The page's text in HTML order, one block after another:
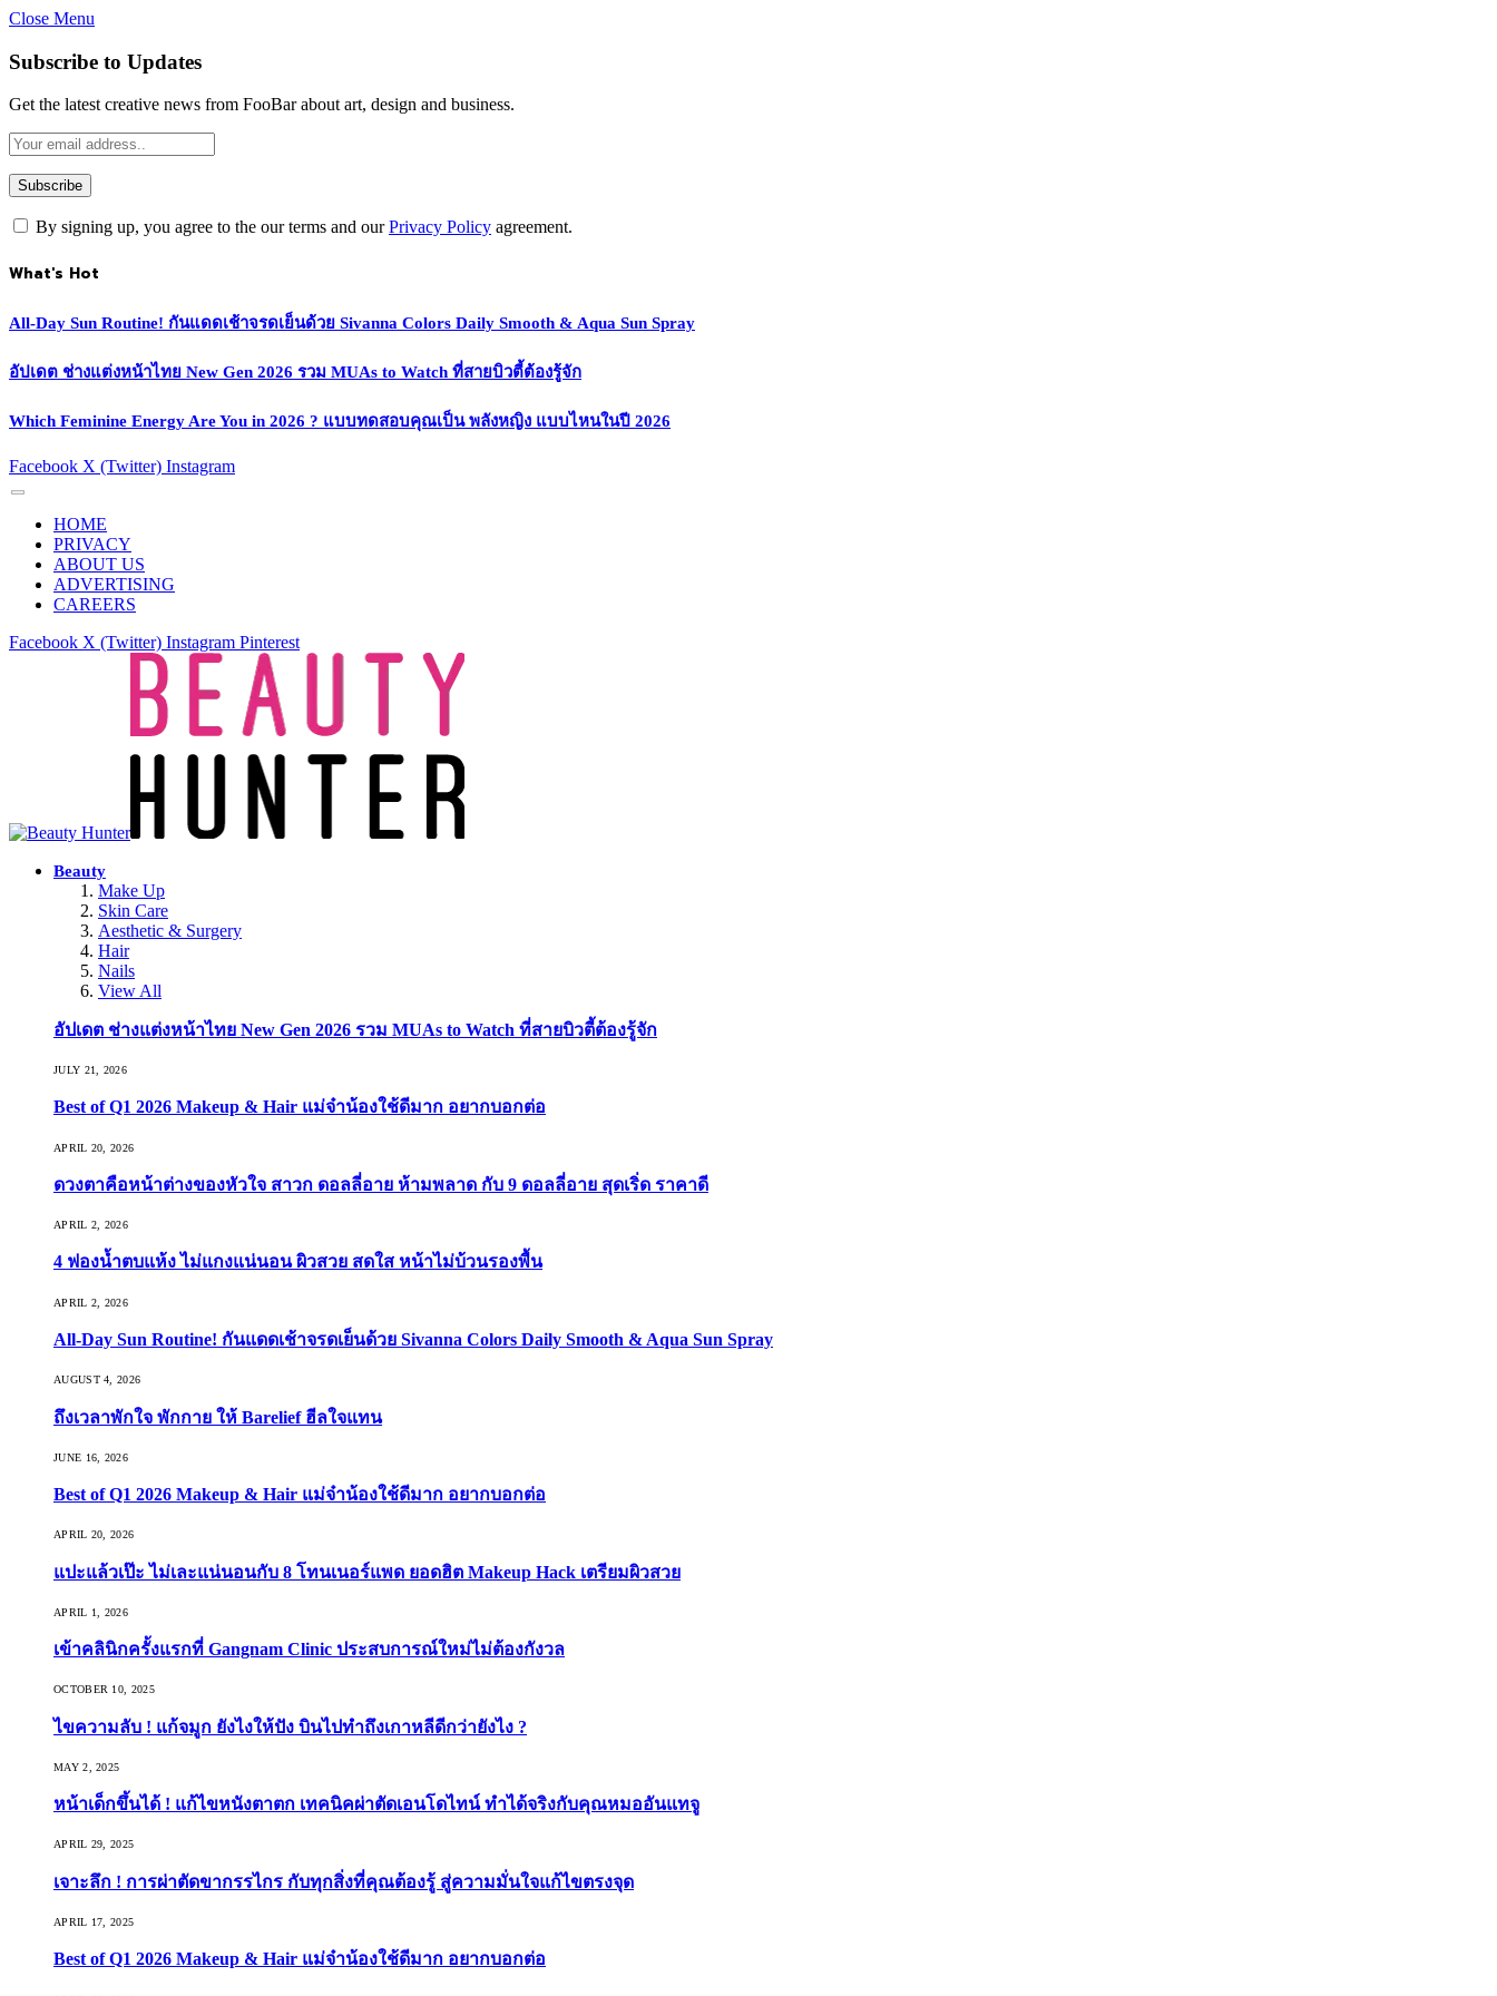
Close Menu
Subscribe to Updates
Get the latest creative news from FooBar about art, design and business.
By signing up, you agree to the our terms and ourPrivacy Policy agreement.
What's Hot
All-Day Sun Routine! กันแดดเช้าจรดเย็นด้วย Sivanna Colors Daily Smooth & Aqua Sun Spray
อัปเดต ช่างแต่งหน้าไทย New Gen 2026 รวม MUAs to Watch ที่สายบิวตี้ต้องรู้จัก
Which Feminine Energy Are You in 2026 ? แบบทดสอบคุณเป็น พลังหญิง แบบไหนในปี 2026
Facebook X (Twitter) Instagram
HOME
PRIVACY
ABOUT US
ADVERTISING
CAREERS
Facebook X (Twitter) Instagram Pinterest
Beauty
Make Up
Skin Care
Aesthetic & Surgery
Hair
Nails
View All
อัปเดต ช่างแต่งหน้าไทย New Gen 2026 รวม MUAs to Watch ที่สายบิวตี้ต้องรู้จัก
JULY 21, 2026
Best of Q1 2026 Makeup & Hair แม่จ๋าน้องใช้ดีมาก อยากบอกต่อ
APRIL 20, 2026
ดวงตาคือหน้าต่างของหัวใจ สาวก ดอลลี่อาย ห้ามพลาด กับ 9 ดอลลี่อาย สุดเริ่ด ราคาดี
APRIL 2, 2026
4 ฟองน้ำตบแห้ง ไม่แกงแน่นอน ผิวสวย สดใส หน้าไม่บ้วนรองพื้น
APRIL 2, 2026
All-Day Sun Routine! กันแดดเช้าจรดเย็นด้วย Sivanna Colors Daily Smooth & Aqua Sun Spray
AUGUST 4, 2026
ถึงเวลาพักใจ พักกาย ให้ Barelief ฮีลใจแทน
JUNE 16, 2026
Best of Q1 2026 Makeup & Hair แม่จ๋าน้องใช้ดีมาก อยากบอกต่อ
APRIL 20, 2026
แปะแล้วเป๊ะ ไม่เละแน่นอนกับ 8 โทนเนอร์แพด ยอดฮิต Makeup Hack เตรียมผิวสวย
APRIL 1, 2026
เข้าคลินิกครั้งแรกที่ Gangnam Clinic ประสบการณ์ใหม่ไม่ต้องกังวล
OCTOBER 10, 2025
ไขความลับ ! แก้จมูก ยังไงให้ปัง บินไปทำถึงเกาหลีดีกว่ายังไง ?
MAY 2, 2025
หน้าเด็กขึ้นได้ ! แก้ไขหนังตาตก เทคนิคผ่าตัดเอนโดไทน์ ทำได้จริงกับคุณหมออันแทจู
APRIL 29, 2025
เจาะลึก ! การผ่าตัดขากรรไกร กับทุกสิ่งที่คุณต้องรู้ สู่ความมั่นใจแก้ไขตรงจุด
APRIL 17, 2025
Best of Q1 2026 Makeup & Hair แม่จ๋าน้องใช้ดีมาก อยากบอกต่อ